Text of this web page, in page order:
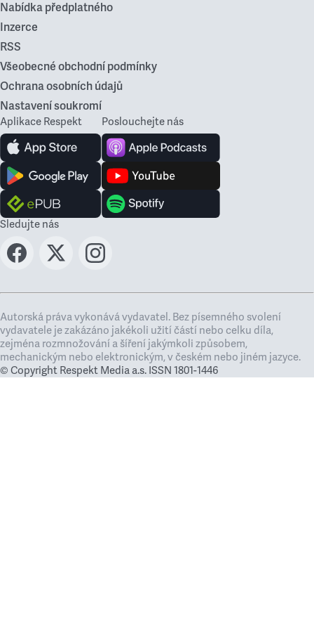
Nabídka předplatného
Inzerce
RSS
Všeobecné obchodní podmínky
Ochrana osobních údajů
Nastavení soukromí
Aplikace Respekt Poslouchejte nás
Sledujte nás
Autorská práva vykonává vydavatel. Bez písemného svolení
vydavatele je zakázáno jakékoli užití částí nebo celku díla,
zejména rozmnožování a šíření jakýmkoli způsobem,
mechanickým nebo elektronickým, v českém nebo jiném jazyce.
© Copyright Respekt Media a.s. ISSN 1801-1446